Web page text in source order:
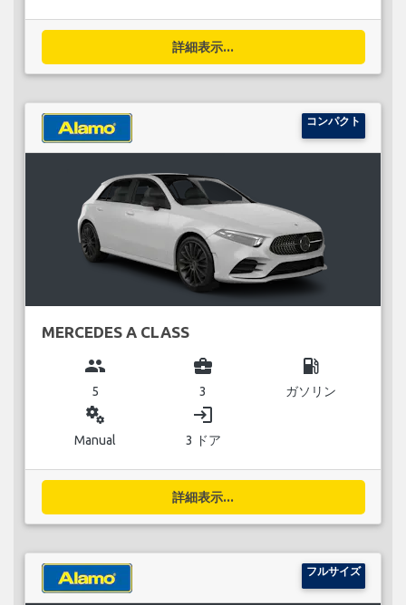
詳細表示...
コンパクト
MERCEDES A CLASS
group
5
business_center
3
local_gas_station
ガソリン
miscellaneous_services
Manual
login
3 ドア
詳細表示...
フルサイズ